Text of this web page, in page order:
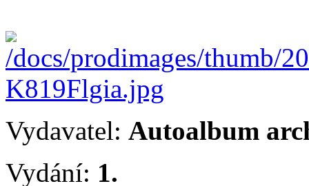
Vydavatel: Autoalbum
Vydání: 1.